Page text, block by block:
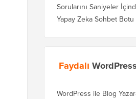
Sorularını Saniyeler
Yapay Zeka Sohbet Botu
Faydalı
WordPress ile Blog